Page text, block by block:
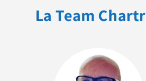
La Team